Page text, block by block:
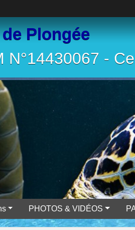
Plongée
N°14430067 -
PHOTOS & VIDÉOS